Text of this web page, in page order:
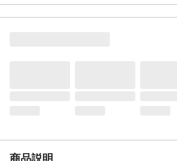
材質2
表面：PET
商品説明